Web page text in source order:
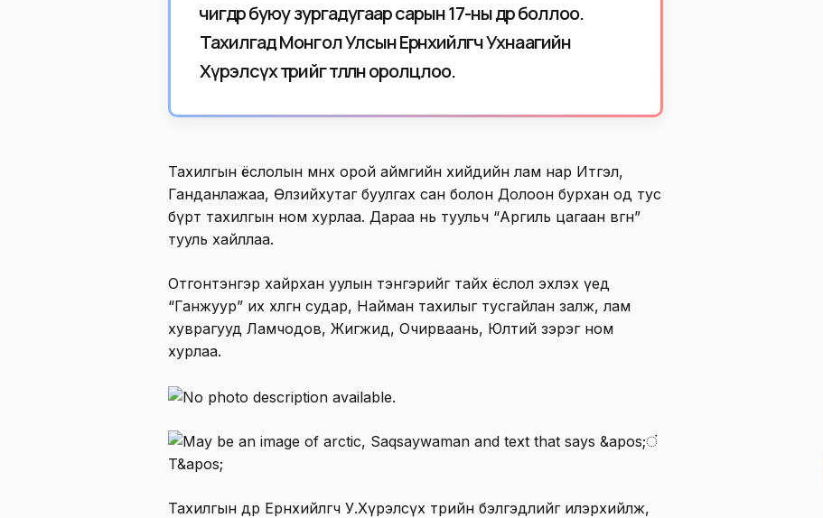
өчигдөр буюу зургадугаар сарын 17-ны өдөр боллоо.
Тахилгад Монгол Улсын Ерөнхийлөгч Ухнаагийн
Хүрэлсүх төрийг төлөөлөн оролцлоо.
Тахилгын ёслолын өмнөх орой аймгийн хийдийн лам нар Итгэл,
Ганданлажаа, Өлзийхутаг буулгах сан болон Долоон бурхан од тус
бүрт тахилгын ном хурлаа. Дараа нь туульч “Аргиль цагаан өвгөн”
тууль хайллаа.
Отгонтэнгэр хайрхан уулын тэнгэрийг тайх ёслол эхлэх үед
“Ганжуур” их хөлгөн судар, Найман тахилыг тусгайлан залж, лам
хуврагууд Ламчодов, Жигжид, Очирваань, Юлтий зэрэг ном
хурлаа.
Тахилгын өдөр Ерөнхийлөгч У.Хүрэлсүх төрийн бэлгэдлийг илэрхийлж,